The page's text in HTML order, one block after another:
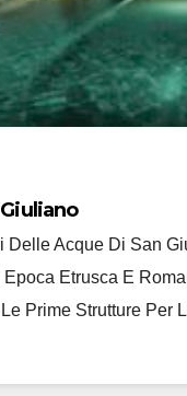
Delle Acque Di San
Epoca Etrusca E
Prime Strutture Per